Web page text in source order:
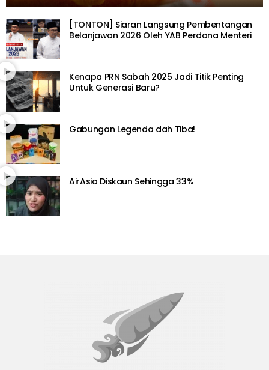
[TONTON] Siaran Langsung Pembentangan
Belanjawan 2026 Oleh YAB Perdana Menteri
Kenapa PRN Sabah 2025 Jadi Titik Penting
Untuk Generasi Baru?
Gabungan Legenda dah Tiba!
AirAsia Diskaun Sehingga 33%